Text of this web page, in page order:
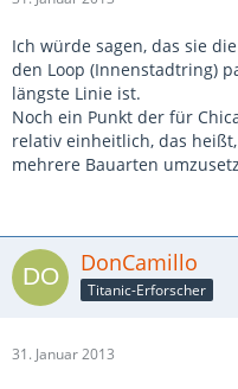
Ich würde sagen, das sie
den Loop (Innenstadtring)
längste Linie ist.
Noch ein Punkt der für
relativ einheitlich, das
mehrere Bauarten
DonCamillo
Titanic-Erforscher
31. Januar 2013